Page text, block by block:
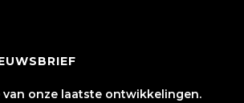
onze laatste ontwikkelingen.